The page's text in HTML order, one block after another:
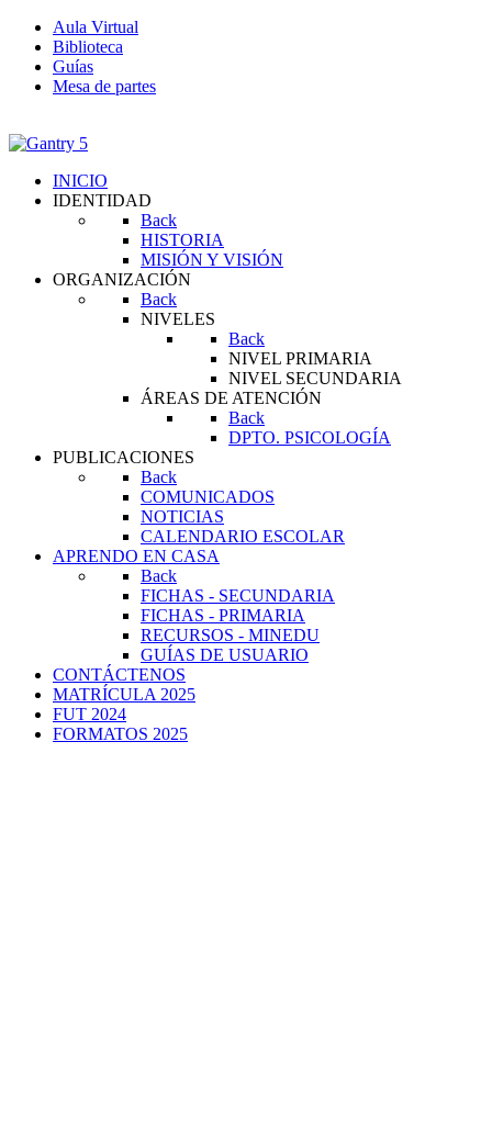
Aula Virtual
Biblioteca
Guías
Mesa de partes
INICIO
IDENTIDAD
Back
HISTORIA
MISIÓN Y VISIÓN
ORGANIZACIÓN
Back
NIVELES
Back
NIVEL PRIMARIA
NIVEL SECUNDARIA
ÁREAS DE ATENCIÓN
Back
DPTO. PSICOLOGÍA
PUBLICACIONES
Back
COMUNICADOS
NOTICIAS
CALENDARIO ESCOLAR
APRENDO EN CASA
Back
FICHAS - SECUNDARIA
FICHAS - PRIMARIA
RECURSOS - MINEDU
GUÍAS DE USUARIO
CONTÁCTENOS
MATRÍCULA 2025
FUT 2024
FORMATOS 2025